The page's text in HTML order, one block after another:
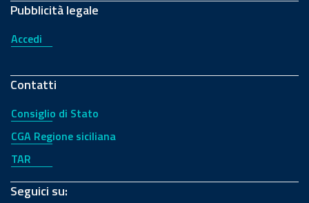
Pubblicità legale
Accedi
Contatti
Consiglio di Stato
CGA Regione siciliana
TAR
Seguici su: